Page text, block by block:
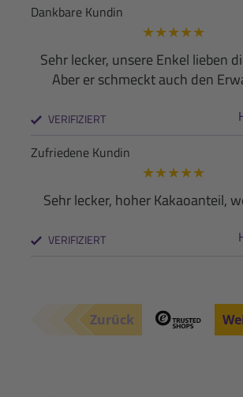
Dankbare Kundin
★★★★★
Sehr lecker, unsere Enkel lieben
Aber er schmeckt auch den
VERIFIZIERT
Zufriedene Kundin
★★★★★
Sehr lecker, hoher Kakaoanteil,
VERIFIZIERT
Zurück